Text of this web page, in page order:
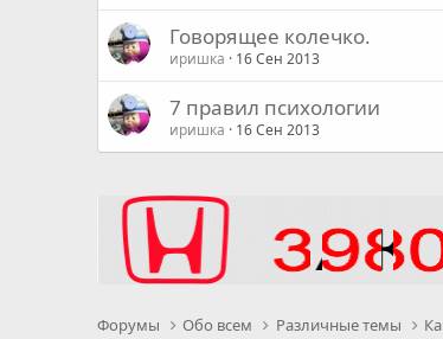
Говорящее колечко.
иришка 16 Сен 2013
7 правил психологии
иришка 16 Сен 2013
Форумы Обо всем Различные темы